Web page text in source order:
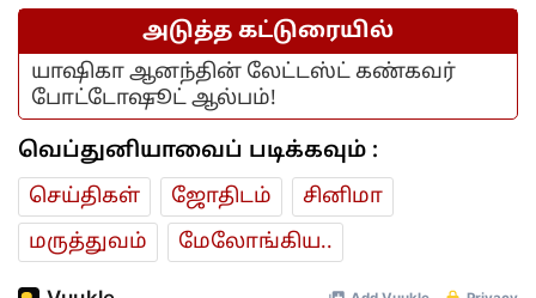
அடுத்த கட்டுரையில்
யாஷிகா ஆனந்தின் லேட்டஸ்ட் கண்கவர்
போட்டோஷூட் ஆல்பம்!
வெப்துனியாவைப் படிக்கவும் :
செய்திகள் ஜோ‌திட‌ம்
சினிமா
மரு‌த்துவ‌ம்
மேலோங்கிய..